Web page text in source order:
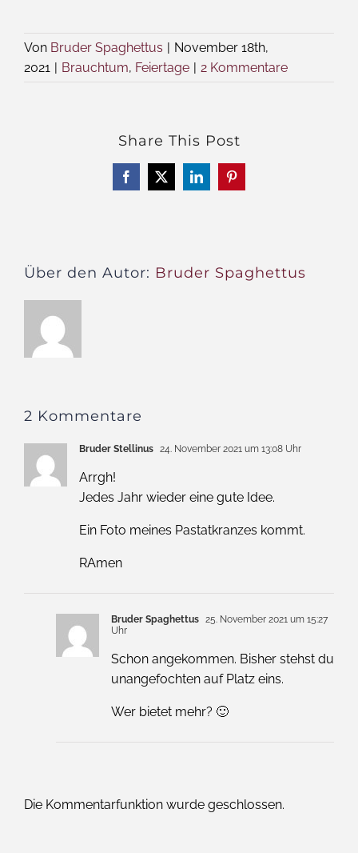
Von Bruder Spaghettus | November 18th,
2021 | Brauchtum, Feiertage | 2 Kommentare
Share This Post
Facebook
X LinkedInPinterest
Über den Autor: Bruder Spaghettus
2 Kommentare
Bruder Stellinus 24. November 2021 um 13:08 Uhr
Arrgh!
Jedes Jahr wieder eine gute Idee.
Ein Foto meines Pastatkranzes kommt.
RAmen
Bruder Spaghettus 25. November 2021 um 15:27
Uhr
Schon angekommen. Bisher stehst du
unangefochten auf Platz eins.
Wer bietet mehr? 🙂
Die Kommentarfunktion wurde geschlossen.